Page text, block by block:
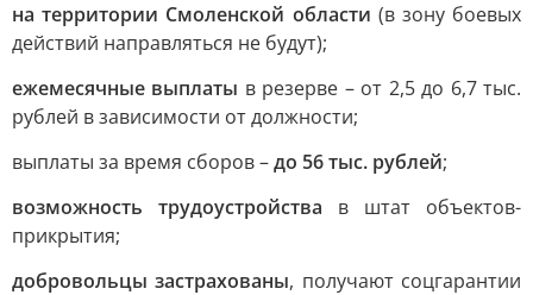
на территории Смоленской области (в зону боевых
действий направляться не будут);
ежемесячные выплаты в резерве – от 2,5 до 6,7 тыс.
рублей в зависимости от должности;
выплаты за время сборов –до 56 тыс. рублей;
возможность трудоустройства в штат объектов-
прикрытия;
добровольцы застрахованы, получают соцгарантии